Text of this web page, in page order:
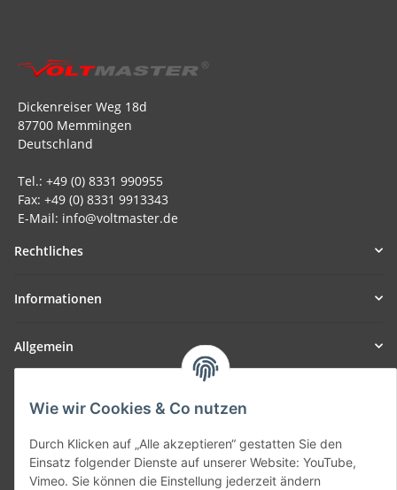
Wie wir Cookies & Co nutzen
Durch Klicken auf „Alle akzeptieren“ gestatten Sie den
Einsatz folgender Dienste auf unserer Website: YouTube,
Vimeo. Sie können die Einstellung jederzeit ändern
Dickenreiser Weg 18d
87700 Memmingen
Deutschland
Tel.: +49 (0) 8331 990955
Fax: +49 (0) 8331 9913343
E-Mail: info@voltmaster.de
Rechtliches
Informationen
Allgemein
SmoliTec - Safety. Simplified. Worldwide. ( B2B Shop )
Vertrag widerrufen